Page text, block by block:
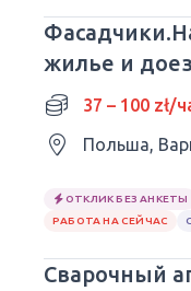
жилье и
37 – 100 zł/
Польша,
ОТКЛИК БЕЗ АНКЕТЫ
РАБОТА НА СЕЙЧАС
Сварочный